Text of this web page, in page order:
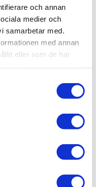
och annan
medier och
samarbetar med.
med annan
eller som de har
rullgängtapp